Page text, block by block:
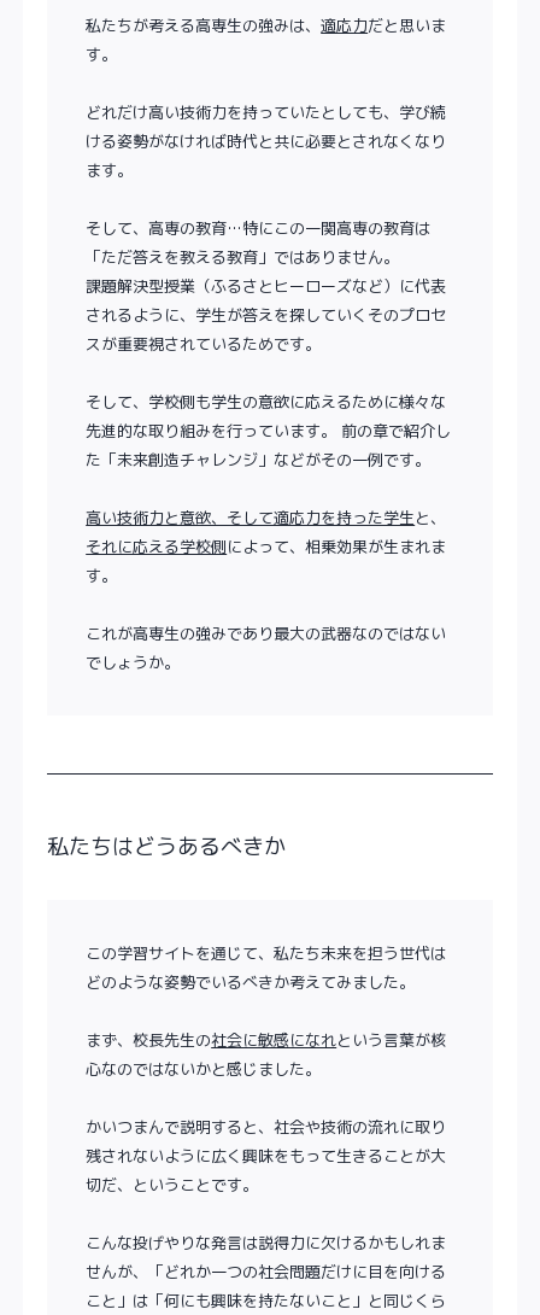
私たちが考える高専生の強みは、適応力だと思いま
す。
どれだけ高い技術力を持っていたとしても、学び続
ける姿勢がなければ時代と共に必要とされなくなり
ます。
そして、高専の教育…特にこの一関高専の教育は
「ただ答えを教える教育」ではありません。
課題解決型授業（ふるさとヒーローズなど）に代表
されるように、学生が答えを探していくそのプロセ
スが重要視されているためです。
そして、学校側も学生の意欲に応えるために様々な
先進的な取り組みを行っています。 前の章で紹介し
た「未来創造チャレンジ」などがその一例です。
高い技術力と意欲、そして適応力を持った学生と、
それに応える学校側によって、相乗効果が生まれま
す。
これが高専生の強みであり最大の武器なのではない
でしょうか。
私たちはどうあるべきか
この学習サイトを通じて、私たち未来を担う世代は
どのような姿勢でいるべきか考えてみました。
まず、校長先生の社会に敏感になれという言葉が核
心なのではないかと感じました。
かいつまんで説明すると、社会や技術の流れに取り
残されないように広く興味をもって生きることが大
切だ、ということです。
こんな投げやりな発言は説得力に欠けるかもしれま
せんが、「どれか一つの社会問題だけに目を向ける
こと」は「何にも興味を持たないこと」と同じくら